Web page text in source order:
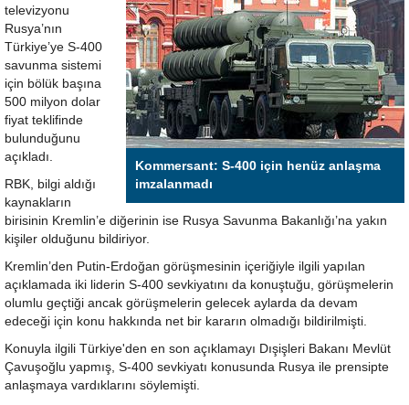
Kommersant: S-400 için henüz anlaşma
imzalanmadı
televizyonu
Rusya’nın
Türkiye’ye S-400
savunma sistemi
için bölük başına
500 milyon dolar
fiyat teklifinde
bulunduğunu
açıkladı.
RBK, bilgi aldığı
kaynakların
birisinin Kremlin’e diğerinin ise Rusya Savunma Bakanlığı’na yakın
kişiler olduğunu bildiriyor.
Kremlin’den Putin-Erdoğan görüşmesinin içeriğiyle ilgili yapılan
açıklamada iki liderin S-400 sevkiyatını da konuştuğu, görüşmelerin
olumlu geçtiği ancak görüşmelerin gelecek aylarda da devam
edeceği için konu hakkında net bir kararın olmadığı bildirilmişti.
Konuyla ilgili Türkiye'den en son açıklamayı Dışişleri Bakanı Mevlüt
Çavuşoğlu yapmış, S-400 sevkiyatı konusunda Rusya ile prensipte
anlaşmaya vardıklarını söylemişti.